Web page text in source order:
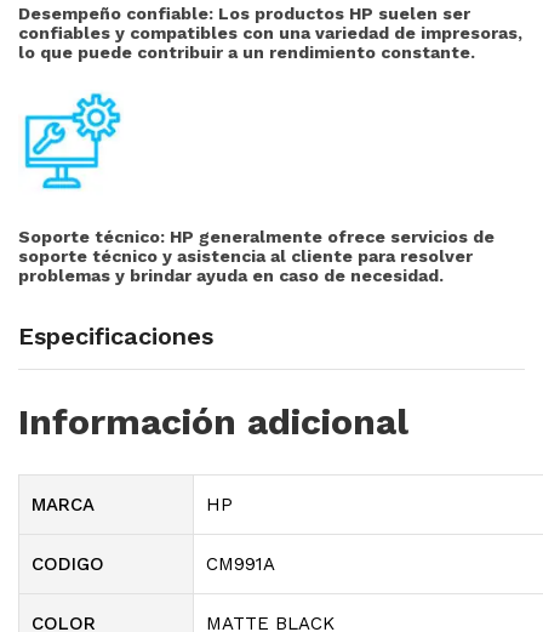
Desempeño confiable: Los productos HP suelen ser
confiables y compatibles con una variedad de impresoras,
lo que puede contribuir a un rendimiento constante.
Soporte técnico: HP generalmente ofrece servicios de
soporte técnico y asistencia al cliente para resolver
problemas y brindar ayuda en caso de necesidad.
Especificaciones
Información adicional
MARCA HP
CODIGO CM991A
COLOR MATTE BLACK